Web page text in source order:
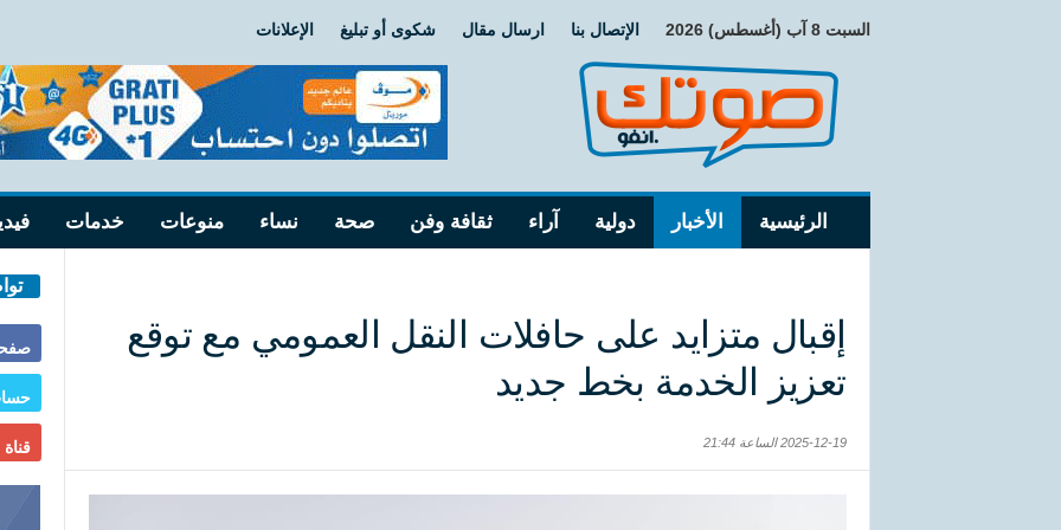
السبت 8 آب (أغسطس) 2026 الإتصال بنا ارسال مقال شكوى أو تبليغ الإعلانات
الرئيسية الأخبار دولية آراء ثقافة وفن صحة نساء منوعات خدمات
إقبال متزايد على حافلات النقل العمومي مع توقع
تعزيز الخدمة بخط جديد
2025-12-19 الساعة 21:44